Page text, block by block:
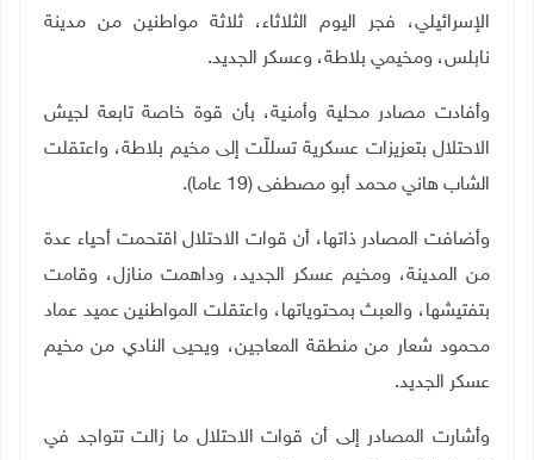
الإسرائيلي، فجر اليوم الثلاثاء، ثلاثة مواطنين من مدينة
نابلس، ومخيمي بلاطة، وعسكر الجديد.
وأفادت مصادر محلية وأمنية، بأن قوة خاصة تابعة لجيش
الاحتلال بتعزيزات عسكرية تسللّت إلى مخيم بلاطة، واعتقلت
الشاب هاني محمد أبو مصطفى (19 عاما)
.
وأضافت المصادر ذاتها، أن قوات الاحتلال اقتحمت أحياء عدة
من المدينة، ومخيم عسكر الجديد، وداهمت منازل، وقامت
بتفتيشها، والعبث بمحتوياتها، واعتقلت المواطنين عميد عماد
محمود شعار من منطقة المعاجين، ويحيى النادي من مخيم
عسكر الجديد.
وأشارت المصادر إلى أن قوات الاحتلال ما زالت تتواجد في